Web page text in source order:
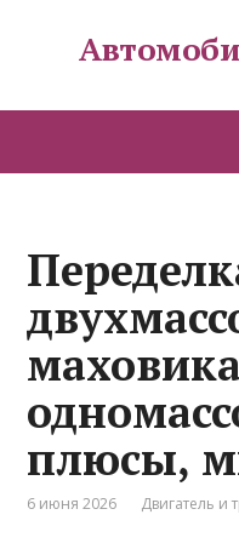
плюсы,
6 июня 2026 Двигатель и